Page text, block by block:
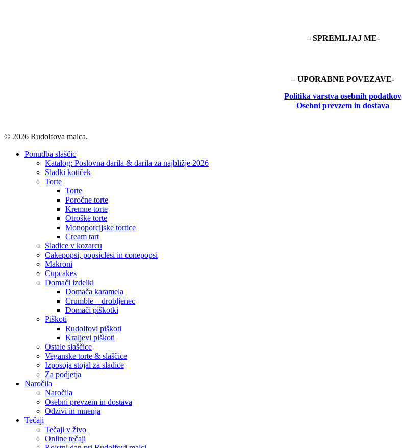
– SPREMLJAJ ME-
– UPORABNE POVEZAVE-
Politika varstva osebnih podatkov
Osebni prevzem in dostava
© 2026 Rudolfova malca.
Close
Ponudba slaščic
Katalog: Poslovna darila & darila za najbližje 2026
Sladki kotiček
Torte
Torte
Poročne torte
Kremne torte
Otroške torte
Monoporcijske tortice
Cream tart
Sladice v kozarcu
Cakepopsi, popsiclesi in conepopsi
Makroni
Cupcakes
Domači izdelki
Domača karamela
Crumble – drobljenec
Domači piškotki
Piškoti
Rudolfovi piškoti
Kraljevi piškoti
Ostale slaščice
Veganske torte & slaščice
Izposoja stojal za sladice
Za podjetja
Naročila
Naročila
Osebni prevzem in dostava
Odzivi in mnenja
Tečaji
Tečaji v živo
Online tečaji